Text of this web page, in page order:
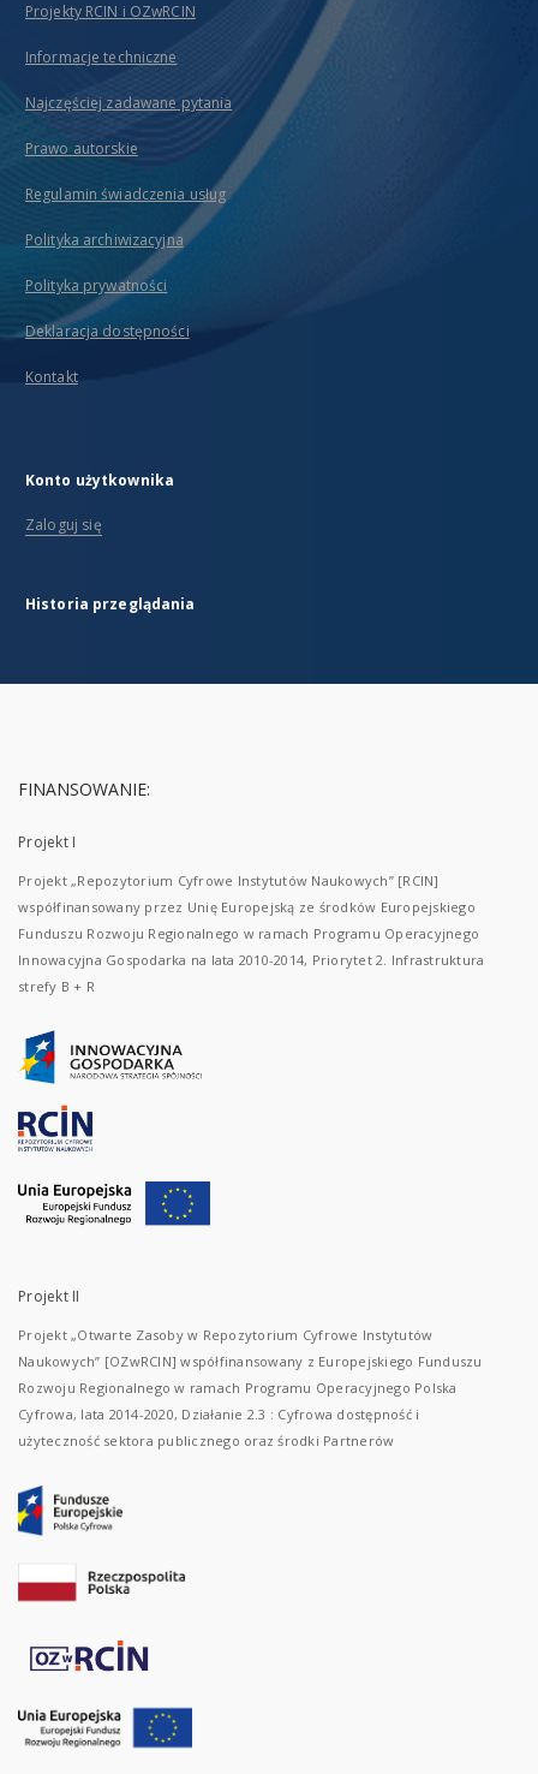
Projekty RCIN i OZwRCIN
Informacje techniczne
Najczęściej zadawane pytania
Prawo autorskie
Regulamin świadczenia usług
Polityka archiwizacyjna
Polityka prywatności
Deklaracja dostępności
Kontakt
Konto użytkownika
Zaloguj się
Historia przeglądania
FINANSOWANIE:
Projekt I
Projekt „Repozytorium Cyfrowe Instytutów Naukowych” [RCIN]
współfinansowany przez Unię Europejską ze środków Europejskiego
Funduszu Rozwoju Regionalnego w ramach Programu Operacyjnego
Innowacyjna Gospodarka na lata 2010-2014, Priorytet 2. Infrastruktura
strefy B + R
Projekt II
Projekt „Otwarte Zasoby w Repozytorium Cyfrowe Instytutów
Naukowych” [OZwRCIN] współfinansowany z Europejskiego Funduszu
Rozwoju Regionalnego w ramach Programu Operacyjnego Polska
Cyfrowa, lata 2014-2020, Działanie 2.3 : Cyfrowa dostępność i
użyteczność sektora publicznego oraz środki Partnerów